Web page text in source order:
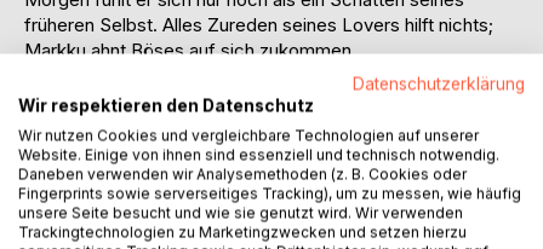
früheren Selbst. Alles Zureden seines Lovers hilft nichts;
Markku ahnt Böses auf sich zukommen.
Um sich abzulenken, trainiert Markku regelmäßig. Beim
Joggen am Rhein belauscht er Molpe, den er von früher
kennt. Molpe war schon immer seltsam, denn der kleine
Kerl schwimmt zu jeder Jahreszeit im Rhein und singt mit
Vorliebe auf Brückenpfeilern sitzend. Fortan locken
verführerische Gesänge und Klänge Markku in Albträume,
in denen er von Sirenen in die Tiefe gezerrt wird. Als er
Datenschutzerklärung
Wir respektieren den Datenschutz
Wir nutzen Cookies und vergleichbare Technologien auf unserer
Website. Einige von ihnen sind essenziell und technisch notwendig.
Daneben verwenden wir Analysemethoden (z. B. Cookies oder
Fingerprints sowie serverseitiges Tracking), um zu messen, wie häufig
unsere Seite besucht und wie sie genutzt wird. Wir verwenden
Trackingtechnologien zu Marketingzwecken und setzen hierzu